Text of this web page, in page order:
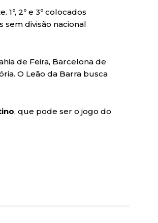
2º e 3º colocados
sem divisão nacional
de Feira, Barcelona de
O Leão da Barra busca
, que pode ser o jogo do